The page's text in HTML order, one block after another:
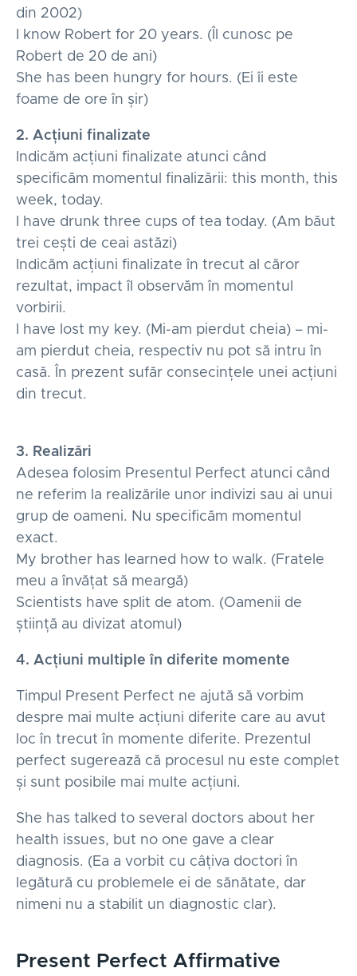
din 2002)
I know Robert for 20 years. (Îl cunosc pe
Robert de 20 de ani)
She has been hungry for hours. (Ei îi este
foame de ore în șir)
2. Acțiuni finalizate
Indicăm acțiuni finalizate atunci când
specificăm momentul finalizării: this month, this
week, today.
I have drunk three cups of tea today. (Am băut
trei cești de ceai astăzi)
Indicăm acțiuni finalizate în trecut al căror
rezultat, impact îl observăm în momentul
vorbirii.
I have lost my key. (Mi-am pierdut cheia) – mi-
am pierdut cheia, respectiv nu pot să intru în
casă. În prezent sufăr consecințele unei acțiuni
din trecut.
3. Realizări
Adesea folosim Presentul Perfect atunci când
ne referim la realizările unor indivizi sau ai unui
grup de oameni. Nu specificăm momentul
exact.
My brother has learned how to walk. (Fratele
meu a învățat să meargă)
Scientists have split de atom. (Oamenii de
știință au divizat atomul)
4. Acțiuni multiple în diferite momente
Timpul Present Perfect ne ajută să vorbim
despre mai multe acțiuni diferite care au avut
loc în trecut în momente diferite. Prezentul
perfect sugerează că procesul nu este complet
și sunt posibile mai multe acțiuni.
She has talked to several doctors about her
health issues, but no one gave a clear
diagnosis. (Ea a vorbit cu câțiva doctori în
legătură cu problemele ei de sănătate, dar
nimeni nu a stabilit un diagnostic clar).
Present Perfect Affirmative